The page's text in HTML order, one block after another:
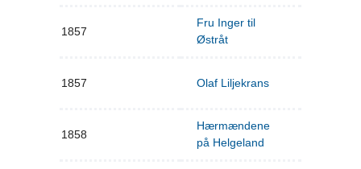
1857
Fru Inger til
Østråt
1857 Olaf Liljekrans
1858
Hærmændene
på Helgeland